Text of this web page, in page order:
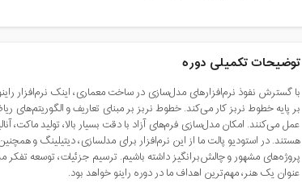
توضیحات تکمیلی دوره
با گسترش نفوذ نرم‌افزارهای مدل‌سازی در ساخت معماری، اینک نرم‌افزار
بر پایه خطوط نربز کار می‌کند. خطوط نربز بر مبنای تعاریف و
عمل می‌کنند. امکان مدل‌سازی فرم‌های آزاد با دقت بسیار بالا، تولید ماکت،
هستند. در استودیو پالت ما از این نرم‌افزار برای مدلسازی، دیتیلینگ و
پروژه‌های مشهور و چالش‌برانگیز داشته باشیم. ترسیم جزئیات، توسعه تفکر
عنوان یک هنر، مهم‌ترین اهداف ما در دوره راینو خواهد بود.